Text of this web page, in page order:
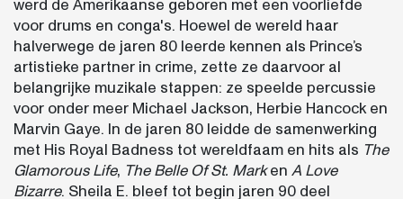
werd de Amerikaanse geboren met een voorliefde
voor drums en conga's. Hoewel de wereld haar
halverwege de jaren 80 leerde kennen als Prince’s
artistieke partner in crime, zette ze daarvoor al
belangrijke muzikale stappen: ze speelde percussie
voor onder meer Michael Jackson, Herbie Hancock en
Marvin Gaye. In de jaren 80 leidde de samenwerking
met His Royal Badness tot wereldfaam en hits als The
Glamorous Life, The Belle Of St. Marken A Love
Bizarre. Sheila E. bleef tot begin jaren 90 deel